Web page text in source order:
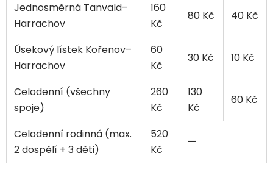
Jednosměrná Tanvald–
Harrachov
160
Kč
80 Kč 40 Kč
Úsekový lístek Kořenov–
Harrachov
60
Kč
30 Kč 10 Kč
Celodenní (všechny
spoje)
260
Kč
130
Kč
60 Kč
Celodenní rodinná (max.
2 dospělí + 3 děti)
520
Kč
—